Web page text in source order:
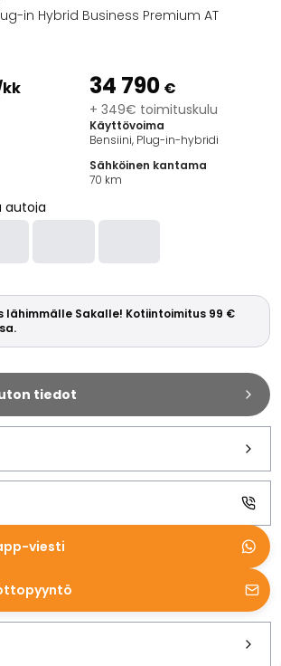
myyntiin liittyen
myyt auton!
arvon?
in Hybrid Business Premium AT
34 790 €
+ 349€ toimituskulu
Käyttövoima
Bensiini, Plug-in-hybridi
Sähköinen kantama
70 km
autoja
lähimmälle Sakalle! Kotiintoimitus 99 €
tiedot
viesti